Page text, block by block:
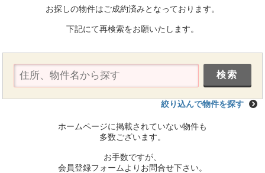
お探しの物件はご成約済みとなっております。
下記にて再検索をお願いたします。
絞り込んで物件を探す
ホームページに掲載されていない物件も
多数ございます。
お手数ですが、
会員登録フォームよりお問合せ下さい。